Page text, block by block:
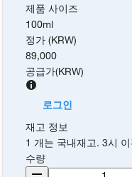
제품 사이즈
100ml
정가 (KRW)
89,000
공급가(KRW)
로그인
재고 정보
1 개는 국내재고. 3시
수량